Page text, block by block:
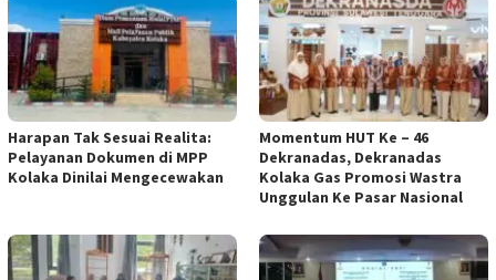
Harapan Tak Sesuai Realita:
Pelayanan Dokumen di MPP
Kolaka Dinilai Mengecewakan
Momentum HUT Ke – 46
Dekranadas, Dekranadas
Kolaka Gas Promosi Wastra
Unggulan Ke Pasar Nasional